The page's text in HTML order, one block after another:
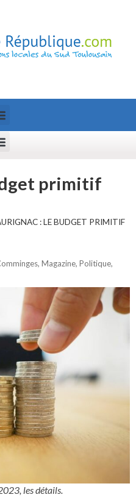
primitif
: LE BUDGET PRIMITIF
, Magazine, Politique,
les détails.